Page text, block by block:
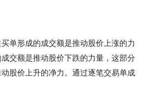
单形成的成交额是推动股价上涨的力
交额是推动股价下跌的力量，这部分
股价上升的净力。通过逐笔交易单成